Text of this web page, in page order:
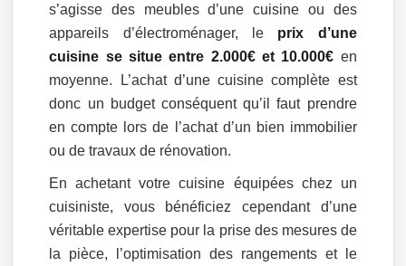
s’agisse des meubles d’une cuisine ou des
appareils d’électroménager, le prix d’une
cuisine se situe entre 2.000€ et 10.000€ en
moyenne. L’achat d’une cuisine complète est
donc un budget conséquent qu’il faut prendre
en compte lors de l’achat d’un bien immobilier
ou de travaux de rénovation.
En achetant votre cuisine équipées chez un
cuisiniste, vous bénéficiez cependant d’une
véritable expertise pour la prise des mesures de
la pièce, l’optimisation des rangements et le